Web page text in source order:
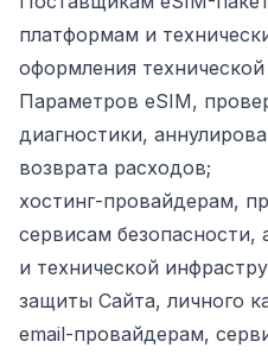
платформам и
оформления
Параметров eSIM,
диагностики,
возврата расходов;
хостинг-провайдерам,
сервисам
и технической
защиты Сайта, личного
email-провайдерам,